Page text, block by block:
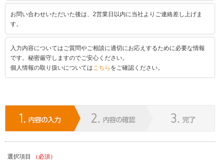
お問い合わせいただいた後は、2営業日以内に当社よりご連絡差し上げま
す。
入力内容についてはご質問やご相談に適切にお応えするために必要な情報
です。秘密厳守しますのでご安心ください。
個人情報の取り扱いについてはこちら をご確認ください。
選択項目
（必須）